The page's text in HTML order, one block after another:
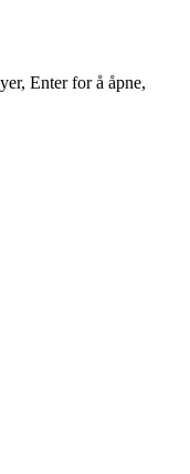
Enter for å åpne,